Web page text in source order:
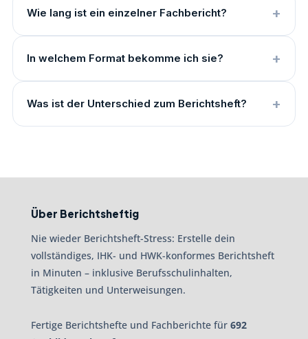
Wie lang ist ein einzelner Fachbericht?
In welchem Format bekomme ich sie?
Was ist der Unterschied zum Berichtsheft?
Über Berichtsheftig
Nie wieder Berichtsheft-Stress: Erstelle dein
vollständiges, IHK- und HWK-konformes Berichtsheft
in Minuten – inklusive Berufsschulinhalten,
Tätigkeiten und Unterweisungen.
Fertige Berichtshefte und Fachberichte für 692